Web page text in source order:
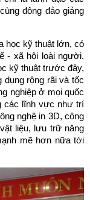
đông đảo giảng
học kỹ thuật lớn, có
- xã hội loài người.
kỹ thuật trước đây,
rộng rãi và tốc
nghiệp ở mọi quốc
các lĩnh vực như trí
nghệ in 3D, công
liệu, lưu trữ năng
mẽ hơn nữa tới